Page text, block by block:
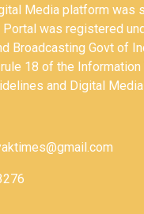
Media platform was
Portal was registered
Broadcasting Govt of
18 of the Information
and Digital